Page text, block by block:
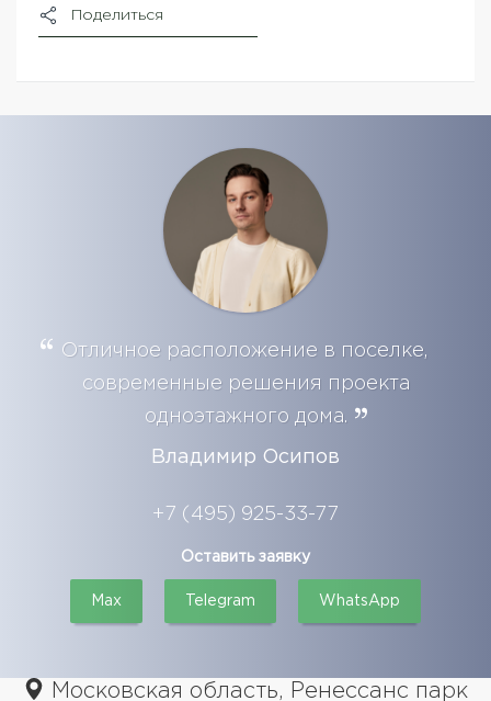
Поделиться
Отличное расположение в поселке,
современные решения проекта
одноэтажного дома.
Владимир Осипов
+7 (495) 925-33-77
Оставить заявку
Max Telegram WhatsApp
Московская область, Ренессанс парк